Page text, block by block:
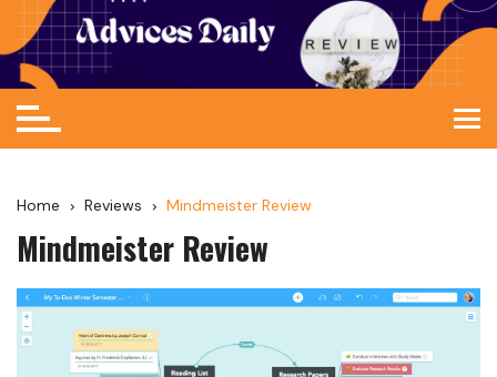
Home Reviews Mindmeister Review
Mindmeister Review